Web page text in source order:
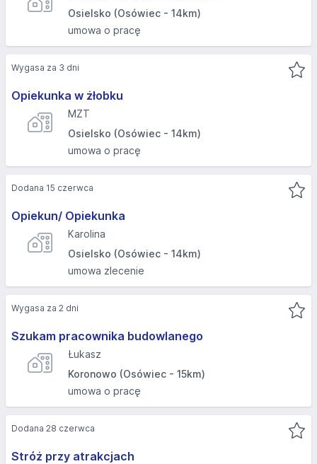
Osielsko (Osówiec - 14km)
umowa o pracę
Opiekunka w żłobku
MZT
Osielsko (Osówiec - 14km)
umowa o pracę
Wygasa za 3 dni
Opiekun/ Opiekunka
Karolina
Osielsko (Osówiec - 14km)
umowa zlecenie
Dodana 15 czerwca
Szukam pracownika budowlanego
Łukasz
Koronowo (Osówiec - 15km)
umowa o pracę
Wygasa za 2 dni
Stróż przy atrakcjach
Dodana 28 czerwca